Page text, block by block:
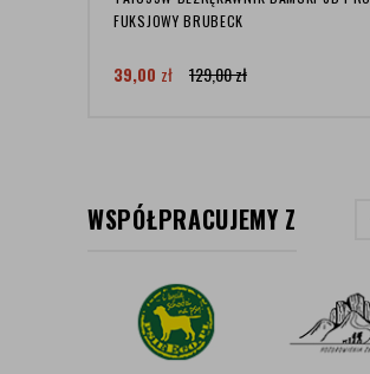
FUKSJOWY BRUBECK
39,00 zł 129,00zł
WSPÓŁPRACUJEMY Z